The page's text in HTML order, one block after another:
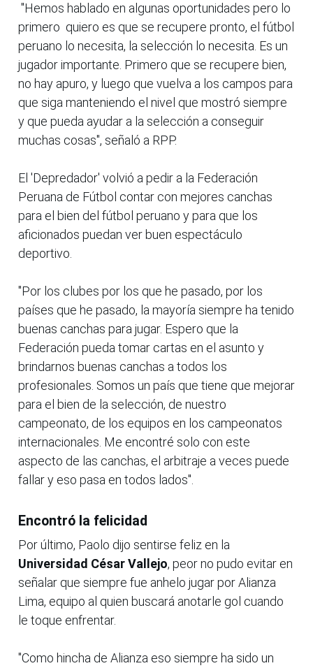
"Hemos hablado en algunas oportunidades pero lo
primero quiero es que se recupere pronto, el fútbol
peruano lo necesita, la selección lo necesita. Es un
jugador importante. Primero que se recupere bien,
no hay apuro, y luego que vuelva a los campos para
que siga manteniendo el nivel que mostró siempre
y que pueda ayudar a la selección a conseguir
muchas cosas", señaló a RPP.
El 'Depredador' volvió a pedir a la Federación
Peruana de Fútbol contar con mejores canchas
para el bien del fútbol peruano y para que los
aficionados puedan ver buen espectáculo
deportivo.
"Por los clubes por los que he pasado, por los
países que he pasado, la mayoría siempre ha tenido
buenas canchas para jugar. Espero que la
Federación pueda tomar cartas en el asunto y
brindarnos buenas canchas a todos los
profesionales. Somos un país que tiene que mejorar
para el bien de la selección, de nuestro
campeonato, de los equipos en los campeonatos
internacionales. Me encontré solo con este
aspecto de las canchas, el arbitraje a veces puede
fallar y eso pasa en todos lados".
Encontró la felicidad
Por último, Paolo dijo sentirse feliz en la
Universidad César Vallejo, peor no pudo evitar en
señalar que siempre fue anhelo jugar por Alianza
Lima, equipo al quien buscará anotarle gol cuando
le toque enfrentar.
"Como hincha de Alianza eso siempre ha sido un